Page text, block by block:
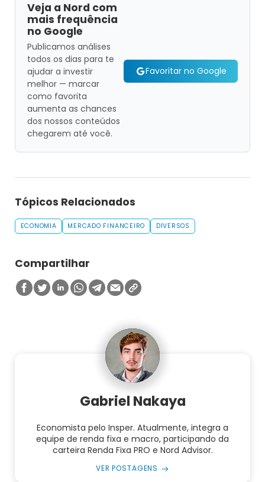
Veja a Nord com
mais frequência
no Google
Publicamos análises
todos os dias para te
ajudar a investir
melhor — marcar
como favorita
aumenta as chances
dos nossos conteúdos
chegarem até você.
Favoritar no Google
Tópicos Relacionados
ECONOMIA MERCADO FINANCEIRO DIVERSOS
Compartilhar
Gabriel Nakaya
Economista pelo Insper. Atualmente, integra a
equipe de renda fixa e macro, participando da
carteira Renda Fixa PRO e Nord Advisor.
VER POSTAGENS